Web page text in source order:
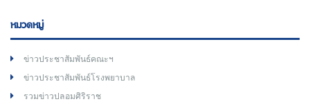
หมวดหมู่
ข่าวประชาสัมพันธ์คณะฯ
ข่าวประชาสัมพันธ์โรงพยาบาล
รวมข่าวปลอมศิริราช